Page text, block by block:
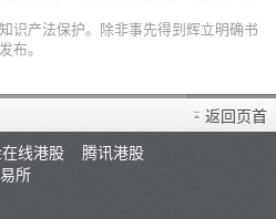
识产法保护。除非事先得到辉立明确书
布。
返回页首
线港股
腾讯港股
所